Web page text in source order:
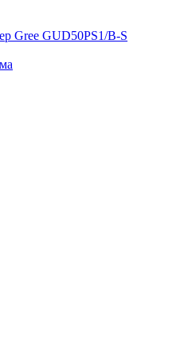
Gree GUD50PS1/B-S